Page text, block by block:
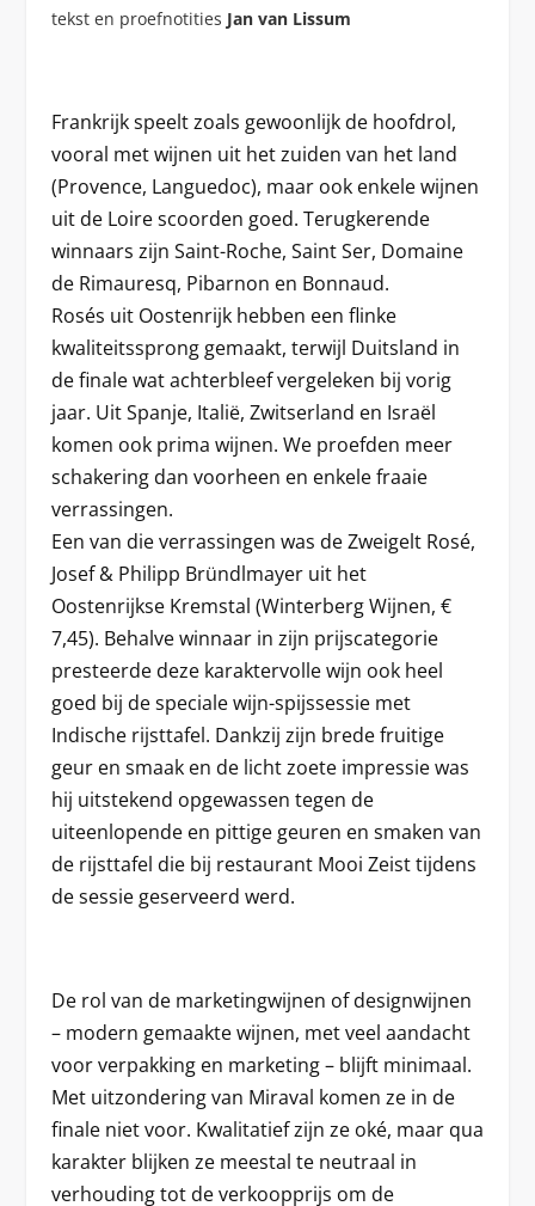
tekst en proefnotities Jan van Lissum
Frankrijk speelt zoals gewoonlijk de hoofdrol,
vooral met wijnen uit het zuiden van het land
(Provence, Languedoc), maar ook enkele wijnen
uit de Loire scoorden goed. Terugkerende
winnaars zijn Saint-Roche, Saint Ser, Domaine
de Rimauresq, Pibarnon en Bonnaud.
Rosés uit Oostenrijk hebben een flinke
kwaliteitssprong gemaakt, terwijl Duitsland in
de finale wat achterbleef vergeleken bij vorig
jaar. Uit Spanje, Italië, Zwitserland en Israël
komen ook prima wijnen. We proefden meer
schakering dan voorheen en enkele fraaie
verrassingen.
Een van die verrassingen was de Zweigelt Rosé,
Josef & Philipp Bründlmayer uit het
Oostenrijkse Kremstal (Winterberg Wijnen, €
7,45). Behalve winnaar in zijn prijscategorie
presteerde deze karaktervolle wijn ook heel
goed bij de speciale wijn-spijssessie met
Indische rijsttafel. Dankzij zijn brede fruitige
geur en smaak en de licht zoete impressie was
hij uitstekend opgewassen tegen de
uiteenlopende en pittige geuren en smaken van
de rijsttafel die bij restaurant Mooi Zeist tijdens
de sessie geserveerd werd.
De rol van de marketingwijnen of designwijnen
– modern gemaakte wijnen, met veel aandacht
voor verpakking en marketing – blijft minimaal.
Met uitzondering van Miraval komen ze in de
finale niet voor. Kwalitatief zijn ze oké, maar qua
karakter blijken ze meestal te neutraal in
verhouding tot de verkoopprijs om de